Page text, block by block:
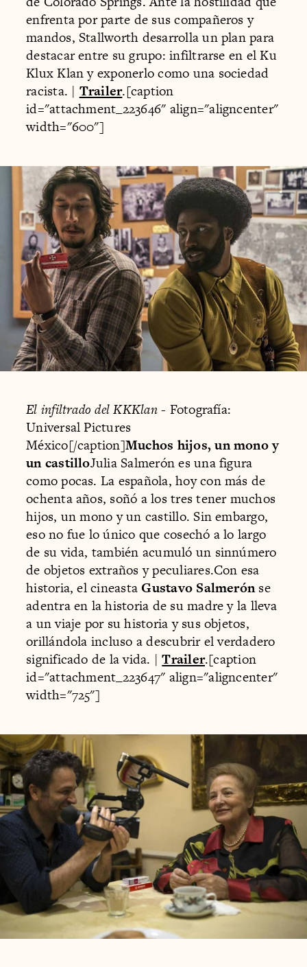
enfrenta por parte de sus compañeros y
mandos, Stallworth desarrolla un plan para
destacar entre su grupo: infiltrarse en el Ku
Klux Klan y exponerlo como una sociedad
racista. | Trailer.[caption
id="attachment_223646" align="aligncenter"
width="600"]
El infiltrado del KKKlan- Fotografía:
Universal Pictures
México[/caption]Muchos hijos, un mono y
un castilloJulia Salmerón es una figura
como pocas. La española, hoy con más de
ochenta años, soñó a los tres tener muchos
hijos, un mono y un castillo. Sin embargo,
eso no fue lo único que cosechó a lo largo
de su vida, también acumuló un sinnúmero
de objetos extraños y peculiares.Con esa
historia, el cineastaGustavo Salmerónse
adentra en la historia de su madre y la lleva
a un viaje por su historia y sus objetos,
orillándola incluso a descubrir el verdadero
significado de la vida. |Trailer.[caption
id="attachment_223647" align="aligncenter"
width="725"]